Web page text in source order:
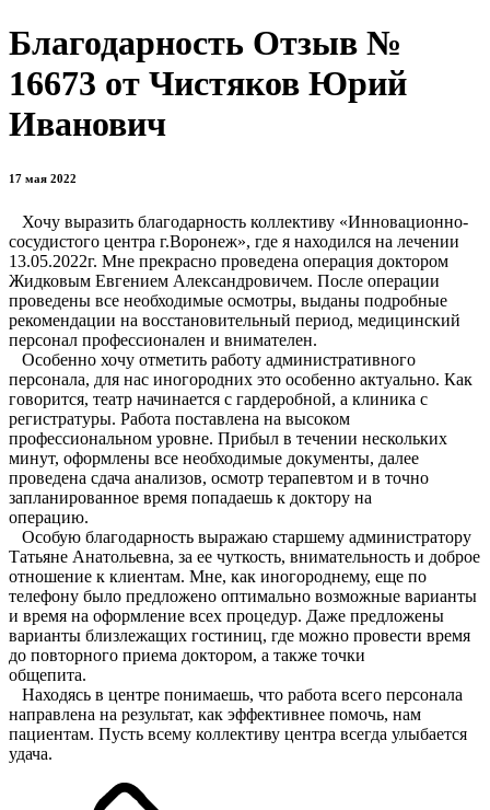
Благодарность Отзыв №
16673 от Чистяков Юрий
Иванович
17 мая 2022
Хочу выразить благодарность коллективу «Инновационно-
сосудистого центра г.Воронеж», где я находился на лечении
13.05.2022г. Мне прекрасно проведена операция доктором
Жидковым Евгением Александровичем. После операции
проведены все необходимые осмотры, выданы подробные
рекомендации на восстановительный период, медицинский
персонал профессионален и внимателен.
Особенно хочу отметить работу административного
персонала, для нас иногородних это особенно актуально. Как
говорится, театр начинается с гардеробной, а клиника с
регистратуры. Работа поставлена на высоком
профессиональном уровне. Прибыл в течении нескольких
минут, оформлены все необходимые документы, далее
проведена сдача анализов, осмотр терапевтом и в точно
запланированное время попадаешь к доктору на
Особую благодарность выражаю старшему администратору
Татьяне Анатольевна, за ее чуткость, внимательность и доброе
отношение к клиентам. Мне, как иногороднему, еще по
телефону было предложено оптимально возможные варианты
и время на оформление всех процедур. Даже предложены
варианты близлежащих гостиниц, где можно провести время
до повторного приема доктором, а также точки
Находясь в центре понимаешь, что работа всего персонала
направлена на результат, как эффективнее помочь, нам
пациентам. Пусть всему коллективу центра всегда улыбается
удача.